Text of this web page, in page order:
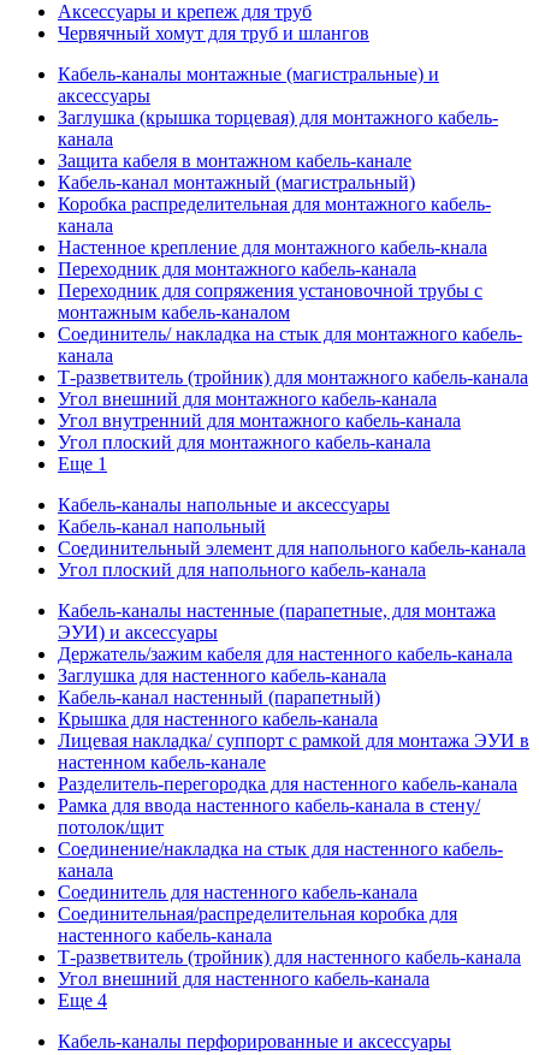
Аксессуары и крепеж для труб
Червячный хомут для труб и шлангов
Кабель-каналы монтажные (магистральные) и
аксессуары
Заглушка (крышка торцевая) для монтажного кабель-
канала
Защита кабеля в монтажном кабель-канале
Кабель-канал монтажный (магистральный)
Коробка распределительная для монтажного кабель-
канала
Настенное крепление для монтажного кабель-кнала
Переходник для монтажного кабель-канала
Переходник для сопряжения установочной трубы с
монтажным кабель-каналом
Соединитель/ накладка на стык для монтажного кабель-
канала
Т-разветвитель (тройник) для монтажного кабель-канала
Угол внешний для монтажного кабель-канала
Угол внутренний для монтажного кабель-канала
Угол плоский для монтажного кабель-канала
Еще 1
Кабель-каналы напольные и аксессуары
Кабель-канал напольный
Соединительный элемент для напольного кабель-канала
Угол плоский для напольного кабель-канала
Кабель-каналы настенные (парапетные, для монтажа
ЭУИ) и аксессуары
Держатель/зажим кабеля для настенного кабель-канала
Заглушка для настенного кабель-канала
Кабель-канал настенный (парапетный)
Крышка для настенного кабель-канала
Лицевая накладка/ суппорт с рамкой для монтажа ЭУИ в
настенном кабель-канале
Разделитель-перегородка для настенного кабель-канала
Рамка для ввода настенного кабель-канала в стену/
потолок/щит
Соединение/накладка на стык для настенного кабель-
канала
Соединитель для настенного кабель-канала
Соединительная/распределительная коробка для
настенного кабель-канала
Т-разветвитель (тройник) для настенного кабель-канала
Угол внешний для настенного кабель-канала
Еще 4
Кабель-каналы перфорированные и аксессуары